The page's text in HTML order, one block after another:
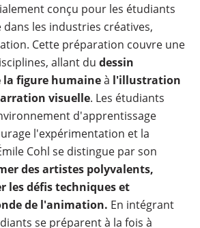
conçu pour les étudiants
les industries créatives,
Cette préparation couvre une
allant du dessin
la figure humaineà l'illustration
visuelle. Les étudiants
d'apprentissage
l'expérimentation et la
Cohl se distingue par son
des artistes polyvalents,
les défis techniques et
de l'animation. En intégrant
se préparent à la fois à